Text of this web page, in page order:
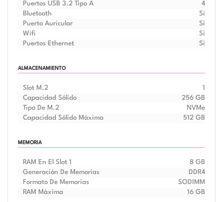
Puertos USB 3.2 Tipo A
4
Bluetooth
Si
Puerto Auricular
Si
Wifi
Si
Puertos Ethernet
Si
ALMACENAMIENTO
Slot M.2
1
Capacidad Sólido
256 GB
Tipo De M.2
NVMe
Capacidad Sólido Máxima
512 GB
MEMORIA
RAM En El Slot 1
8 GB
Generación De Memorias
DDR4
Formato De Memorias
SODIMM
RAM Máxima
16 GB